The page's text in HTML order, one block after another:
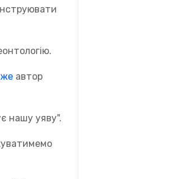
автор
нашу уяву".